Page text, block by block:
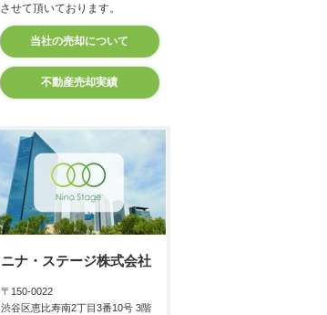
させて頂いております。
当社の売却について
不動産売却実績
ニナ・ステージ株式会社
〒150-0022
渋谷区恵比寿南2丁目3番10号 3階